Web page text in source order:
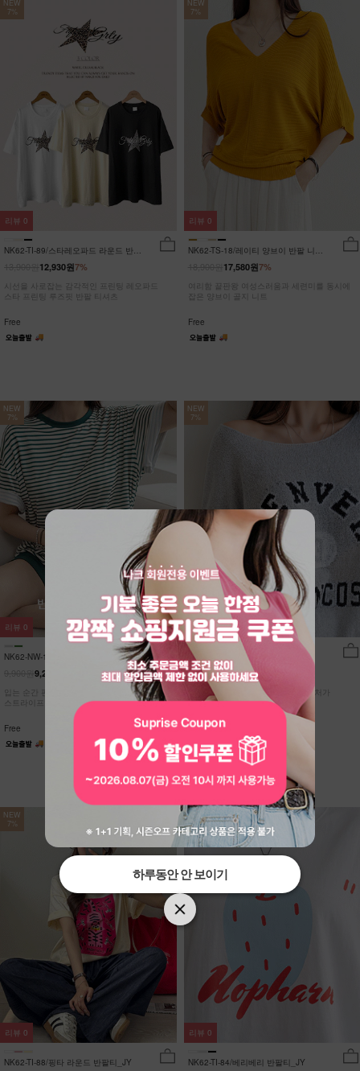
NEW
7%
NK62-TI-89/스타레오파드 라운드 반팔
7%
12,930원
시선을 사로잡는 감각적인 프린팅 레오파드
스타 프린팅 루즈핏 반팔 티셔츠
Free
리뷰 0
NEW
7%
NK62-TS-18/레이티 양브이 반팔 니트
7%
17,580원
여리함 끝판왕 여성스러움과 세련미를 동시에
잡은 양브이 골지 니트
Free
리뷰 0
NEW
7%
NK62-NW-11/유포니 반팔+반바지 홈웨
9,210원
입는 순간 편안함이 달라지는 캡내장
스트라이프 홈웨어 SET
Free
리뷰 0
NEW
7%
DM52-T-26/브랑코 쿨 니트
7%
25,950원
27,900원
[55~110] 고슬고슬~ 소프트한 텍스처가
돋보이는 쿨~한 루즈핏 니트
Free
리뷰9
NEW
7%
NK62-TI-88/핑타 라운드 반팔티_JY
리뷰 0
NEW
7%
NK62-TI-84/베리베리 반팔티_JY
리뷰 0
하루동안 안 보이기
하루동안 안 보이기